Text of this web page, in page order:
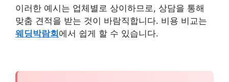
이러한 예시는 업체별로 상이하므로, 상담을 통해
맞춤 견적을 받는 것이 바람직합니다. 비용 비교는
웨딩박람회에서 쉽게 할 수 있습니다.